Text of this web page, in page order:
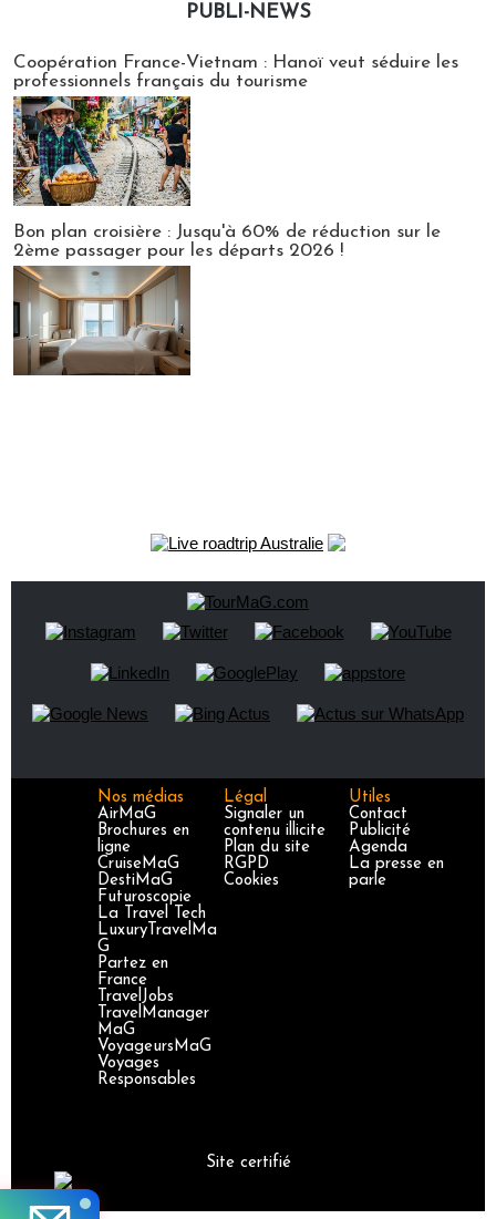
PUBLI-NEWS
Coopération France-Vietnam : Hanoï veut séduire les
professionnels français du tourisme
Bon plan croisière : Jusqu'à 60% de réduction sur le
2ème passager pour les départs 2026 !
Nos médias
AirMaG
Brochures en
ligne
CruiseMaG
DestiMaG
Futuroscopie
La Travel Tech
LuxuryTravelMa
G
Partez en
France
TravelJobs
TravelManager
MaG
VoyageursMaG
Voyages
Responsables
Légal
Signaler un
contenu illicite
Plan du site
RGPD
Cookies
Utiles
Contact
Publicité
Agenda
La presse en
parle
Site certifié